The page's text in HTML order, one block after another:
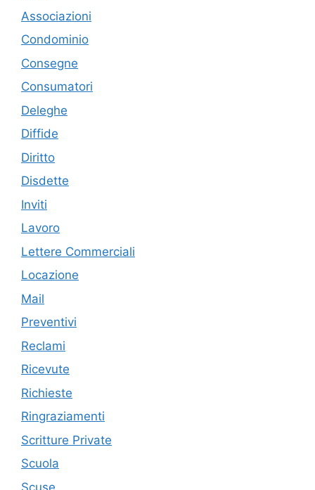
Associazioni
Condominio
Consegne
Consumatori
Deleghe
Diffide
Diritto
Disdette
Inviti
Lavoro
Lettere Commerciali
Locazione
Mail
Preventivi
Reclami
Ricevute
Richieste
Ringraziamenti
Scritture Private
Scuola
Scuse